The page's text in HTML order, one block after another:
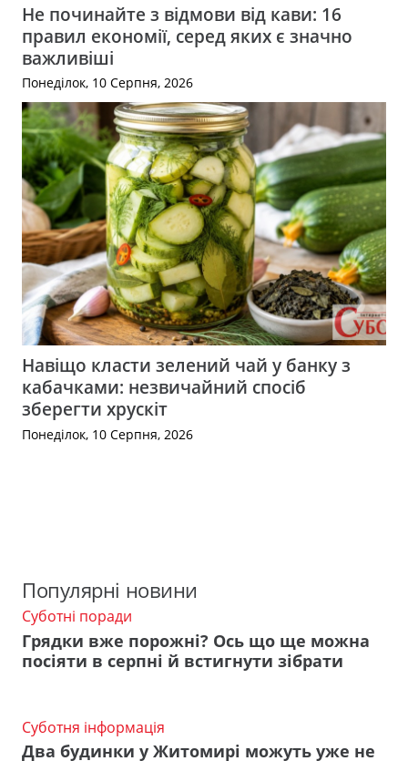
Не починайте з відмови від кави: 16
правил економії, серед яких є значно
важливіші
Понеділок, 10 Серпня, 2026
Навіщо класти зелений чай у банку з
кабачками: незвичайний спосіб
зберегти хрускіт
Понеділок, 10 Серпня, 2026
Популярні новини
Суботні поради
Грядки вже порожні? Ось що ще можна
посіяти в серпні й встигнути зібрати
Суботня інформація
Два будинки у Житомирі можуть уже не